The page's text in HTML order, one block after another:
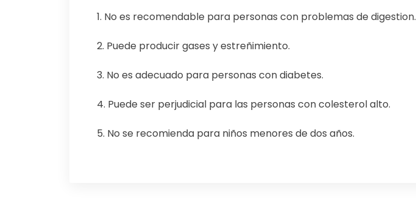
1. No es recomendable para personas con problemas de digestion.
2. Puede producir gases y estreñimiento.
3. No es adecuado para personas con diabetes.
4. Puede ser perjudicial para las personas con colesterol alto.
5. No se recomienda para niños menores de dos años.